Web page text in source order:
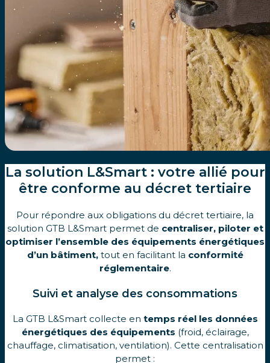
La solution L&Smart : votre allié pour
être conforme au décret tertiaire
Pour répondre aux obligations du décret tertiaire, la
solution GTB L&Smart permet de centraliser, piloter et
optimiser l’ensemble des équipements énergétiques
d’un bâtiment,tout en facilitant la conformité
réglementaire.
Suivi et analyse des consommations
La GTB L&Smart collecte en temps réel les données
énergétiques des équipements (froid, éclairage,
chauffage, climatisation, ventilation). Cette centralisation
permet :